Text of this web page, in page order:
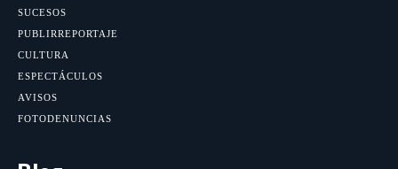
SUCESOS
PUBLIRREPORTAJE
CULTURA
ESPECTÁCULOS
AVISOS
FOTODENUNCIAS